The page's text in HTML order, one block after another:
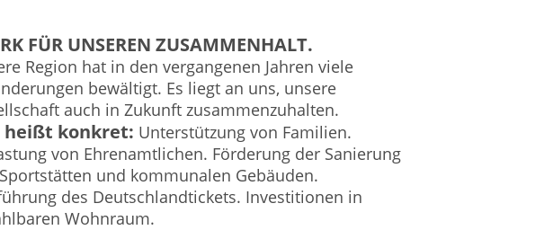
FÜR UNSEREN ZUSAMMENHALT.
Region hat in den vergangenen Jahren viele
bewältigt. Es liegt an uns, unsere
auch in Zukunft zusammenzuhalten.
heißt konkret: Unterstützung von Familien.
von Ehrenamtlichen. Förderung der Sanierung
und kommunalen Gebäuden.
des Deutschlandtickets. Investitionen in
Wohnraum.